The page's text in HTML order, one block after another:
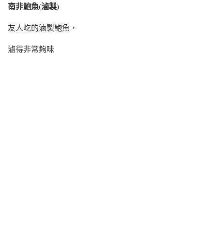
南非鮑魚(滷製)
友人吃的滷製鮑魚，
滷得非常夠味